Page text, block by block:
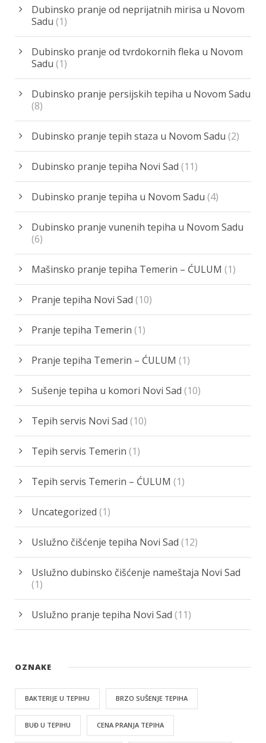
Dubinsko pranje od neprijatnih mirisa u Novom
Sadu (1)
Dubinsko pranje od tvrdokornih fleka u Novom
Sadu (1)
Dubinsko pranje persijskih tepiha u Novom Sadu
(8)
Dubinsko pranje tepih staza u Novom Sadu (2)
Dubinsko pranje tepiha Novi Sad (11)
Dubinsko pranje tepiha u Novom Sadu (4)
Dubinsko pranje vunenih tepiha u Novom Sadu
(6)
Mašinsko pranje tepiha Temerin – ĆULUM (1)
Pranje tepiha Novi Sad (10)
Pranje tepiha Temerin (1)
Pranje tepiha Temerin – ĆULUM (1)
Sušenje tepiha u komori Novi Sad (10)
Tepih servis Novi Sad (10)
Tepih servis Temerin (1)
Tepih servis Temerin – ĆULUM (1)
Uncategorized (1)
Uslužno čišćenje tepiha Novi Sad (12)
Uslužno dubinsko čišćenje nameštaja Novi Sad
(1)
Uslužno pranje tepiha Novi Sad (11)
OZNAKE
BAKTERIJE U TEPIHU BRZO SUŠENJE TEPIHA
BUĐ U TEPIHU CENA PRANJA TEPIHA